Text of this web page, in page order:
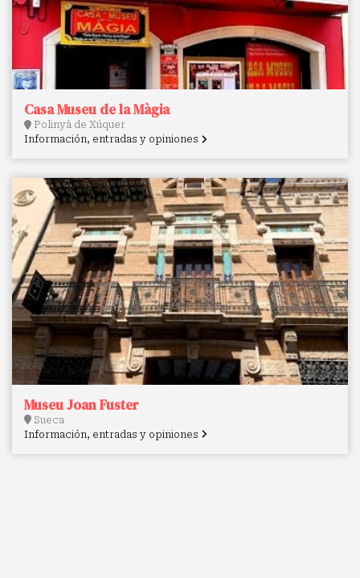
Casa Museu de la Màgia
Polinyà de Xúquer
Información, entradas y opiniones
Museu Joan Fuster
Sueca
Información, entradas y opiniones